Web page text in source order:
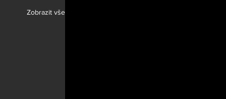
Zobrazit vše